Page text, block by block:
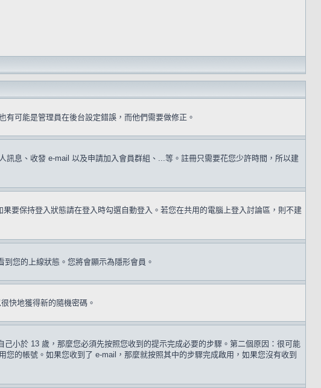
可能是管理員在後台設定錯誤，而他們需要做修正。
息、收發 e-mail 以及申請加入會員群組、...等。註冊只需要花您少許時間，所以建
要保持登入狀態請在登入時勾選自動登入。若您在共用的電腦上登入討論區，則不建
到您的上線狀態。您將會顯示為隱形會員。
快地獲得新的隨機密碼。
小於 13 歲，那麼您必須先按照您收到的提示完成必要的步驟。第二個原因：很可能
的帳號。如果您收到了 e-mail，那麼就按照其中的步驟完成啟用，如果您沒有收到